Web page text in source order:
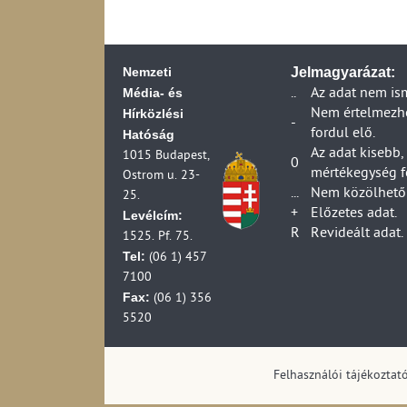
2006)
Távközlési
2006)
Posta ágazat
Posta ágazat
(1990-2006)
Posta ágazat
(1990-2007)
Posta ágazat
Postai és
(1990-2006)
Nemzeti
Média- és
Hírközlési
Hatóság
1015 Budapest,
Ostrom u. 23-
25.
Levélcím:
1525. Pf. 75.
Tel: (06 1) 457
7100
Fax: (06 1) 356
5520
Jelmagyarázat:
..
Az adat nem
-
Nem
fordul elő.
0
Az adat
mértékegység
...
Nem
+
Előzetes adat.
R
Revideált adat.
Felhasználói